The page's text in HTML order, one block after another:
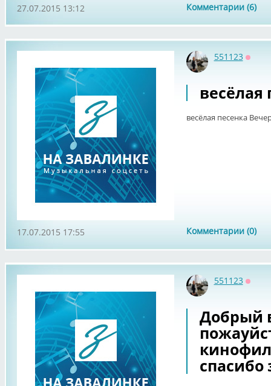
Комментарии (6)
27.07.2015 13:12
551123
весёлая
весёлая песенка
Комментарии (0)
17.07.2015 17:55
551123
Добрый
спасибо